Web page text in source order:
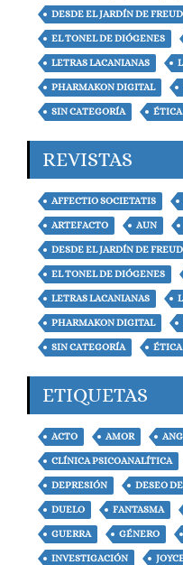
DESDE EL JARDÍN DE FREUD
EL TONEL DE DIÓGENES
LETRAS LACANIANAS
PHARMAKON DIGITAL
SIN CATEGORÍA
REVISTAS
AFFECTIO SOCIETATIS
ARTEFACTO AUN
DESDE EL JARDÍN DE FREUD
EL TONEL DE DIÓGENES
LETRAS LACANIANAS
PHARMAKON DIGITAL
SIN CATEGORÍA
ETIQUETAS
ACTO AMOR
CLÍNICA PSICOANALÍTICA
DEPRESIÓN DESEO
DUELO FANTASMA
GUERRA GÉNERO
INVESTIGACIÓN